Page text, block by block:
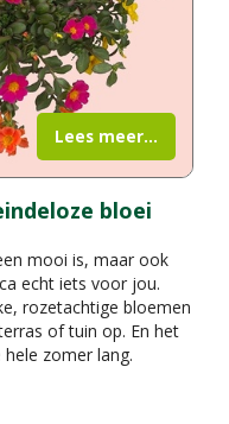
bloei
mooi is, maar ook
echt iets voor jou.
rozetachtige bloemen
of tuin op. En het
zomer lang.
Lees meer...